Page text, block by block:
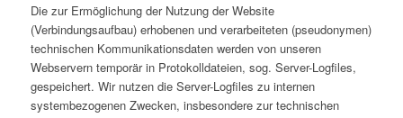
Die zur Ermöglichung der Nutzung der Website
(Verbindungsaufbau) erhobenen und verarbeiteten (pseudonymen)
technischen Kommunikationsdaten werden von unseren
Webservern temporär in Protokolldateien, sog. Server-Logfiles,
gespeichert. Wir nutzen die Server-Logfiles zu internen
systembezogenen Zwecken, insbesondere zur technischen